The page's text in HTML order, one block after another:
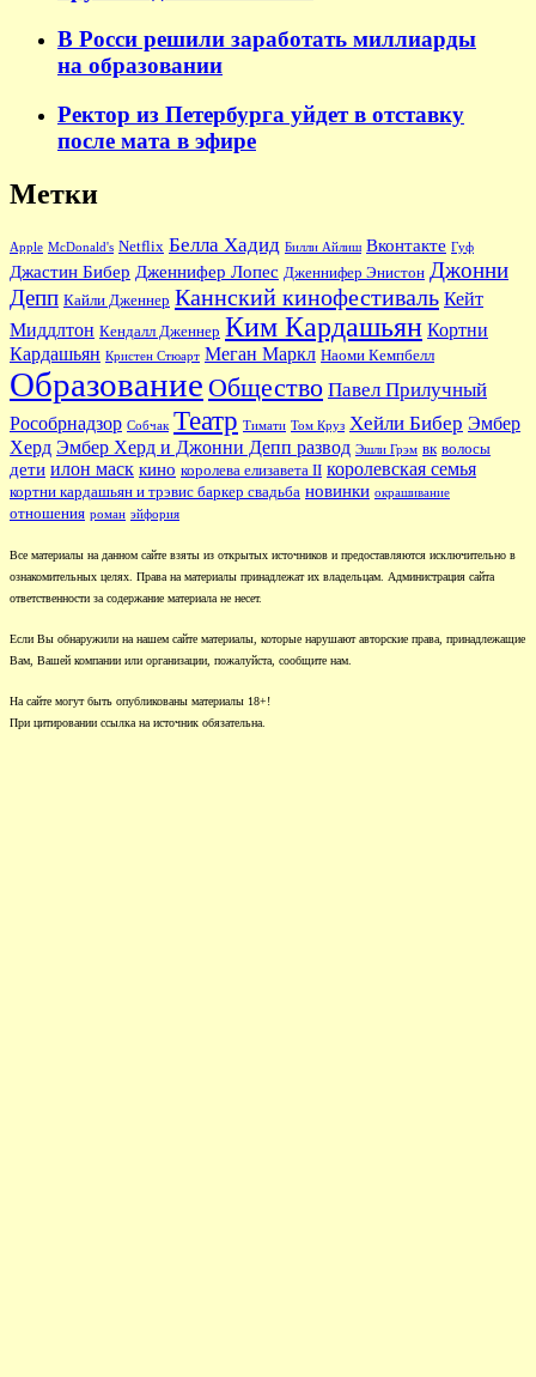
В Росси решили заработать миллиарды
на образовании
Ректор из Петербурга уйдет в отставку
после мата в эфире
Метки
Apple McDonald's Netflix Белла Хадид Билли Айлиш Вконтакте Гуф
Джастин Бибер Дженнифер Лопес Дженнифер Энистон Джонни
Депп Кайли Дженнер Каннский кинофестиваль Кейт
Миддлтон Кендалл Дженнер Ким Кардашьян Кортни
Кардашьян Кристен Стюарт Меган Маркл Наоми Кемпбелл
Образование Общество Павел Прилучный
Рособрнадзор Собчак Театр Тимати Том Круз Хейли Бибер Эмбер
Херд Эмбер Херд и Джонни Депп развод Эшли Грэм вк волосы
дети илон маск кино королева елизавета II королевская семья
кортни кардашьян и трэвис баркер свадьба новинки окрашивание
отношения роман эйфория
Все материалы на данном сайте взяты из открытых источников и предоставляются исключительно в
ознакомительных целях. Права на материалы принадлежат их владельцам. Администрация сайта
ответственности за содержание материала не несет.
Если Вы обнаружили на нашем сайте материалы, которые нарушают авторские права, принадлежащие
Вам, Вашей компании или организации, пожалуйста, сообщите нам.
На сайте могут быть опубликованы материалы 18+!
При цитировании ссылка на источник обязательна.